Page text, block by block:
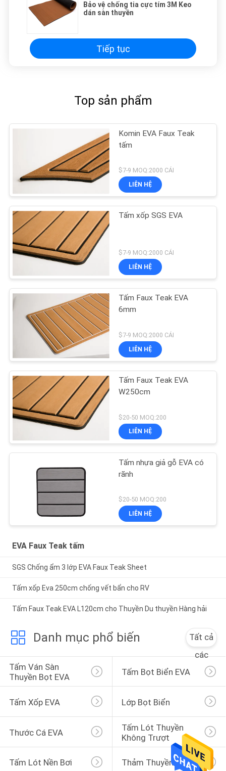
Bảo vệ chống tia cực tím 3M Keo
dán sàn thuyền
Tiếp tục
Top sản phẩm
Komin EVA Faux Teak
tấm
$7-9 MOQ:2000 CÁI
LIÊN HỆ
Tấm xốp SGS EVA
$7-9 MOQ:2000 CÁI
LIÊN HỆ
Tấm Faux Teak EVA
6mm
$7-9 MOQ:2000 CÁI
LIÊN HỆ
Tấm Faux Teak EVA
W250cm
$20-50 MOQ:200
LIÊN HỆ
Tấm nhựa giả gỗ EVA có
rãnh
$20-50 MOQ:200
LIÊN HỆ
EVA Faux Teak tấm
SGS Chống ẩm 3 lớp EVA Faux Teak Sheet
Tấm xốp Eva 250cm chống vết bẩn cho RV
Tấm Faux Teak EVA L120cm cho Thuyền Du thuyền Hàng hải
Danh mục phổ biến
Tất cả
các
Tấm Ván Sàn
Thuyền Bọt EVA
Tấm Bọt Biển EVA
Tấm Xốp EVA Lớp Bọt Biển
Thước Cá EVA
Tấm Lót Thuyền
Không Trượt
Tấm Lót Nền Bơi Thảm Thuyền Camo